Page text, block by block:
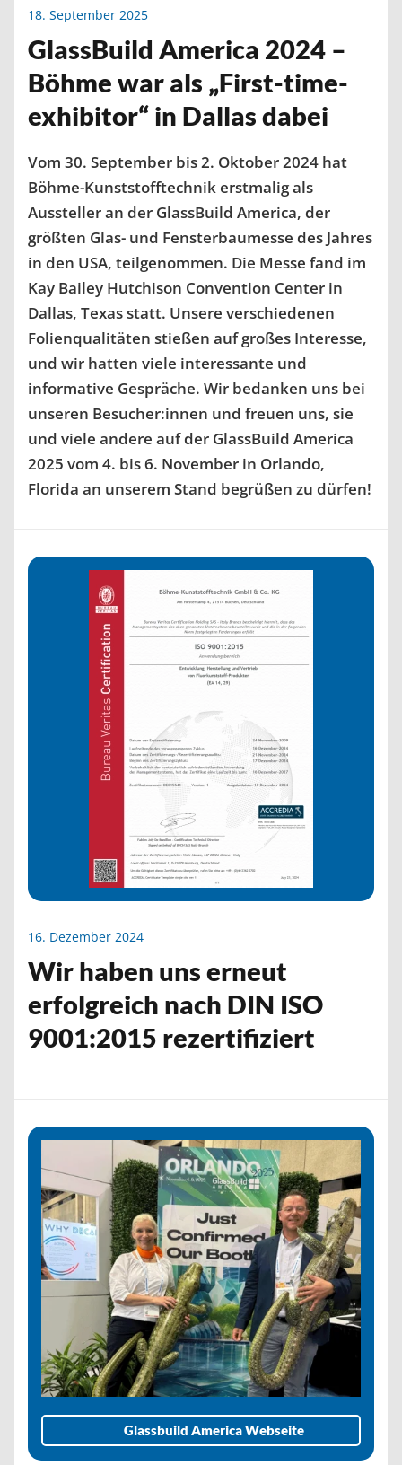
18. September 2025
GlassBuild America 2024 –
Böhme war als „First-time-
exhibitor“ in Dallas dabei
Vom 30. September bis 2. Oktober 2024 hat
Böhme-Kunststofftechnik erstmalig als
Aussteller an der GlassBuild America, der
größten Glas- und Fensterbaumesse des Jahres
in den USA, teilgenommen. Die Messe fand im
Kay Bailey Hutchison Convention Center in
Dallas, Texas statt. Unsere verschiedenen
Folienqualitäten stießen auf großes Interesse,
und wir hatten viele interessante und
informative Gespräche. Wir bedanken uns bei
unseren Besucher:innen und freuen uns, sie
und viele andere auf der GlassBuild America
2025 vom 4. bis 6. November in Orlando,
Florida an unserem Stand begrüßen zu dürfen!
16. Dezember 2024
Wir haben uns erneut
erfolgreich nach DIN ISO
9001:2015 rezertifiziert
Glassbuild America Webseite